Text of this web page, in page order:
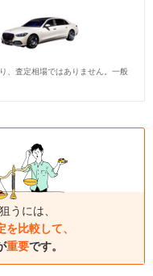
、査定相場ではありません。一般
うには、
比較して、
重要です。